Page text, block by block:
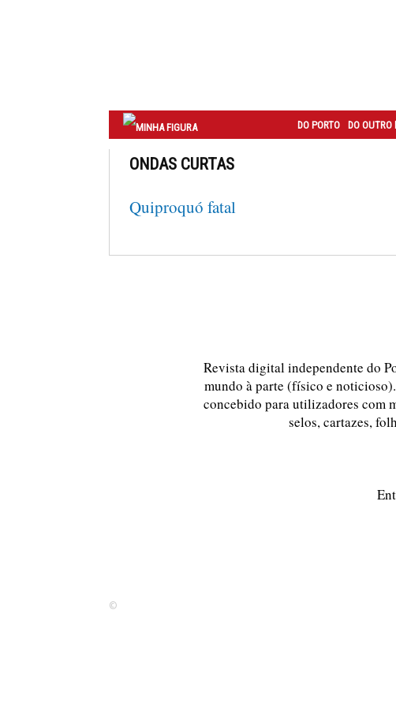
DO PORTO DO OUTRO
ONDAS CURTAS
Quiproquó fatal
Revista digital independente do
mundo à parte (físico e
concebido para utilizadores com
selos, cartazes,
©